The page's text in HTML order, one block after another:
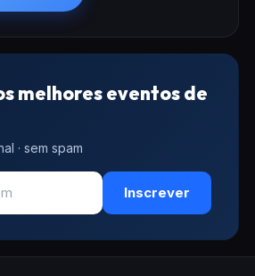
melhores eventos de
· sem spam
Inscrever